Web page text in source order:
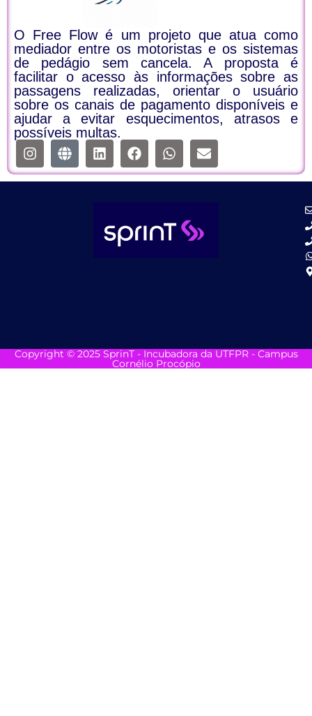
O Free Flow é um projeto que atua como
mediador entre os motoristas e os sistemas
de pedágio sem cancela. A proposta é
facilitar o acesso às informações sobre as
passagens realizadas, orientar o usuário
sobre os canais de pagamento disponíveis e
ajudar a evitar esquecimentos, atrasos e
possíveis multas.
Copyright © 2025 SprinT - Incubadora da UTFPR - Campus
Cornélio Procópio